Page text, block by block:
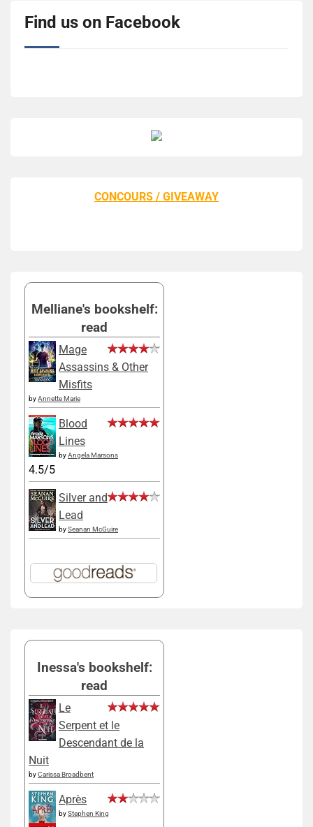
Find us on Facebook
CONCOURS / GIVEAWAY
Melliane's bookshelf:
read
Mage
Assassins & Other
Misfits
byAnnette Marie
Blood
Lines
byAngela Marsons
4.5/5
Silver and
Lead
bySeanan McGuire
Inessa's bookshelf:
read
Le
Serpent et le
Descendant de la
Nuit
byCarissa Broadbent
Après
byStephen King